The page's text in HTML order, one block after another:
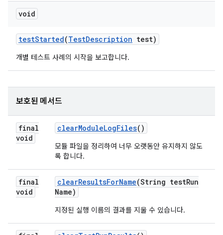
void
testStarted(TestDescription test)
개별 테스트 사례의 시작을 보고합니다.
보호된 메서드
final
void
clearModuleLogFiles()
모듈 파일을 정리하여 너무 오랫동안 유지하지 않도
록 합니다.
final
void
clearResultsForName(String testRun
Name)
지정된 실행 이름의 결과를 지울 수 있습니다.